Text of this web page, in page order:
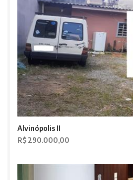
Alvinópolis II
R$ 290.000,00